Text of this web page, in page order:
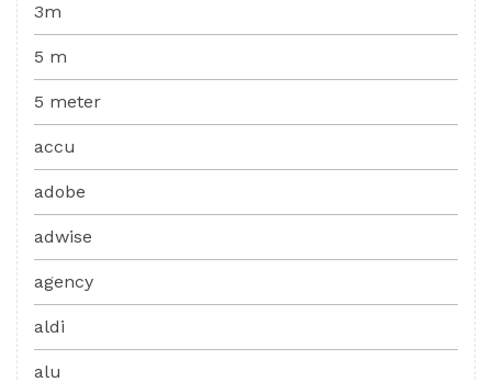
3m
5 m
5 meter
accu
adobe
adwise
agency
aldi
alu